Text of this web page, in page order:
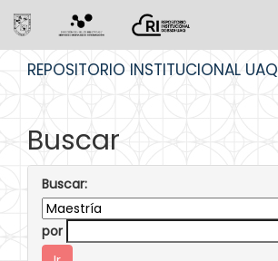
REPOSITORIO INSTITUCIONAL UAQ
Buscar
Buscar:
por